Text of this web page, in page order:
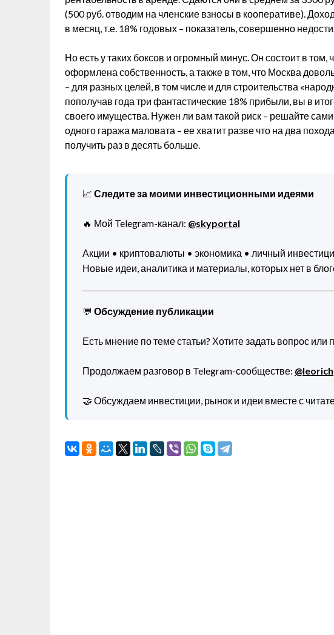
(500 руб. отводим на членские взносы в кооперативе).
в месяц, т.е. 18% годовых – показатель, совершенно
Но есть у таких боксов и огромный минус. Он состоит в
оформлена собственность, а также в том, что Москва
– для разных целей, в том числе и для строительства
пополучав года три фантастические 18% прибыли, вы в
своего имущества. Нужен ли вам такой риск – решайте
одного гаража маловата – ее хватит разве что на два
получить раз в десять больше.
📈 Следите за моими инвестиционными идеями
🔥 Мой Telegram-канал: @skyportal
Акции • криптовалюты • экономика • личный
Новые идеи, аналитика и материалы, которых нет в
💬 Обсуждение публикации
Есть мнение по теме статьи? Хотите задать вопрос или
Продолжаем разговор в Telegram-сообществе: @leorich
🤝 Обсуждаем инвестиции, рынок и идеи вместе с